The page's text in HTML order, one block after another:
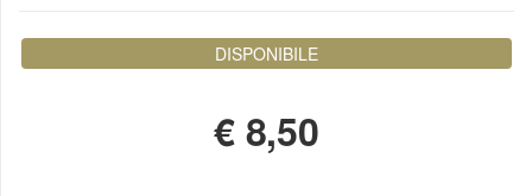
DISPONIBILE
€8,50